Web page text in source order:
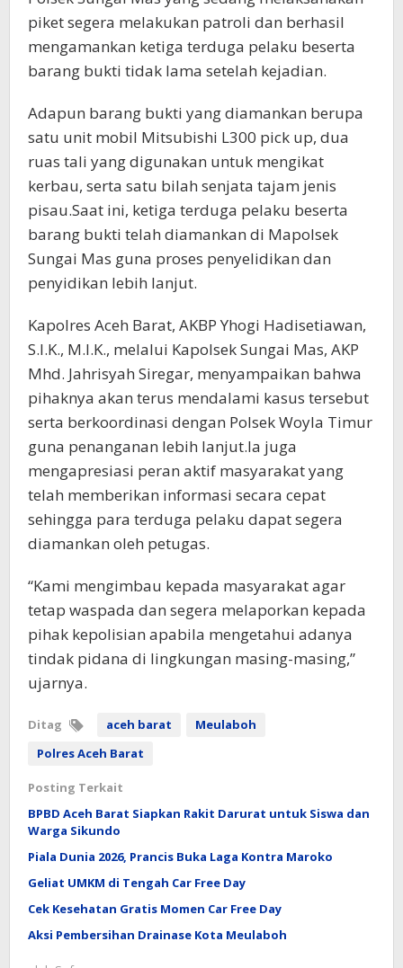
piket segera melakukan patroli dan berhasil
mengamankan ketiga terduga pelaku beserta
barang bukti tidak lama setelah kejadian.
Adapun barang bukti yang diamankan berupa
satu unit mobil Mitsubishi L300 pick up, dua
ruas tali yang digunakan untuk mengikat
kerbau, serta satu bilah senjata tajam jenis
pisau.Saat ini, ketiga terduga pelaku beserta
barang bukti telah diamankan di Mapolsek
Sungai Mas guna proses penyelidikan dan
penyidikan lebih lanjut.
Kapolres Aceh Barat, AKBP Yhogi Hadisetiawan,
S.I.K., M.I.K., melalui Kapolsek Sungai Mas, AKP
Mhd. Jahrisyah Siregar, menyampaikan bahwa
pihaknya akan terus mendalami kasus tersebut
serta berkoordinasi dengan Polsek Woyla Timur
guna penanganan lebih lanjut.Ia juga
mengapresiasi peran aktif masyarakat yang
telah memberikan informasi secara cepat
sehingga para terduga pelaku dapat segera
diamankan oleh petugas.
“Kami mengimbau kepada masyarakat agar
tetap waspada dan segera melaporkan kepada
pihak kepolisian apabila mengetahui adanya
tindak pidana di lingkungan masing-masing,”
ujarnya.
Ditag aceh barat
Meulaboh
Polres Aceh Barat
Posting Terkait
BPBD Aceh Barat Siapkan Rakit Darurat untuk Siswa dan
Warga Sikundo
Piala Dunia 2026, Prancis Buka Laga Kontra Maroko
Geliat UMKM di Tengah Car Free Day
Cek Kesehatan Gratis Momen Car Free Day
Aksi Pembersihan Drainase Kota Meulaboh